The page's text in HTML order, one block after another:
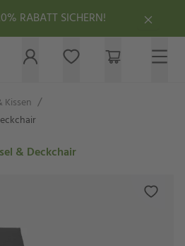
RABATT SICHERN!
Kissen /
& Deckchair